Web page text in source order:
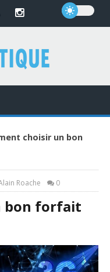
choisir un bon
Roache 0
bon forfait